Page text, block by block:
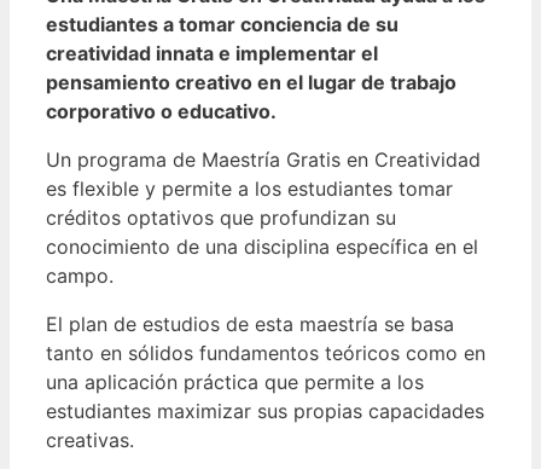
estudiantes a tomar conciencia de su
creatividad innata e implementar el
pensamiento creativo en el lugar de trabajo
corporativo o educativo.
Un programa de Maestría Gratis en Creatividad
es flexible y permite a los estudiantes tomar
créditos optativos que profundizan su
conocimiento de una disciplina específica en el
campo.
El plan de estudios de esta maestría se basa
tanto en sólidos fundamentos teóricos como en
una aplicación práctica que permite a los
estudiantes maximizar sus propias capacidades
creativas.